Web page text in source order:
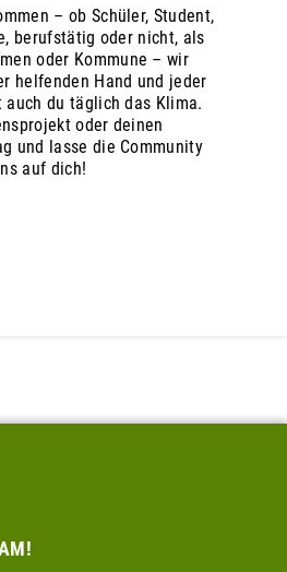
– ob Schüler, Student,
berufstätig oder nicht, als
oder Kommune – wir
helfenden Hand und jeder
du täglich das Klima.
oder deinen
und lasse die Community
auf dich!